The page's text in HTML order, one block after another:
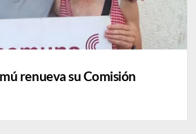
renueva su Comisión